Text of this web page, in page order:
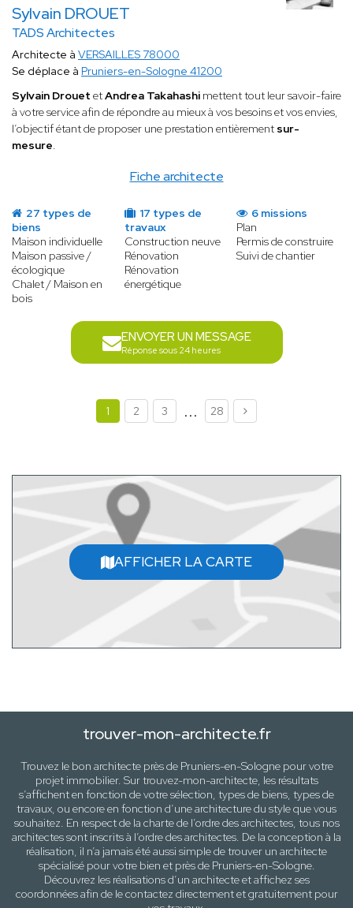
Sylvain DROUET
TADS Architectes
Fiche architecte
Architecte à VERSAILLES 78000
Se déplace à Pruniers-en-Sologne 41200
Sylvain Drouet etAndrea Takahashi mettent tout leur savoir-faire
à votre service afin de répondre au mieux à vos besoins et vos envies,
l’objectif étant de proposer une prestation entièrement sur-
mesure.
27 types de
biens
Maison individuelle
Maison passive /
écologique
Chalet / Maison en
bois
17 types de
travaux
Construction neuve
Rénovation
Rénovation
énergétique
6 missions
Plan
Permis de construire
Suivi de chantier
ENVOYER UN MESSAGE
Réponse sous 24 heures
1 2 3 ... 28
AFFICHER LA CARTE
trouver-mon-architecte.fr
Trouvez le bon architecte près de Pruniers-en-Solognepour votre
projet immobilier. Sur trouvez-mon-architecte, les résultats
s’affichent en fonction de votre sélection, types de biens, types de
travaux, ou encore en fonction d’une architecturedu style que vous
souhaitez. En respect de la charte de l’ordre des architectes, tous nos
architectes sont inscrits à l’ordre des architectes. De la conception à la
réalisation, il n’a jamais été aussi simple de trouver un architecte
spécialisé pour votre bien et près de Pruniers-en-Sologne.
Découvrez les réalisations d’un architecte et affichez ses
coordonnées afin de le contactez directement et gratuitement pour